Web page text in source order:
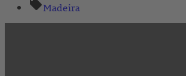
Madeira